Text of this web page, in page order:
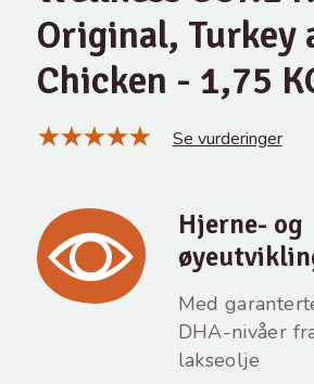
Original, Turkey
Chicken - 1,75
Se vurderinger
Hjerne- og
Med
DHA-nivåer
lakseolje